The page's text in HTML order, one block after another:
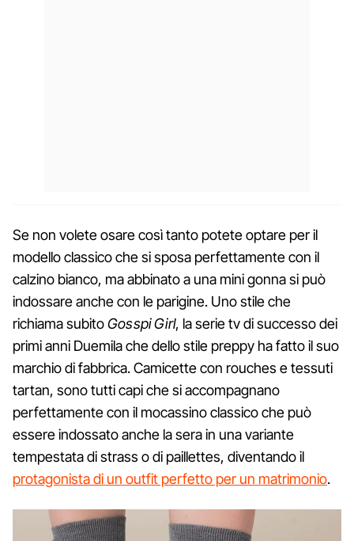
Se non volete osare così tanto potete optare per il
modello classico che si sposa perfettamente con il
calzino bianco, ma abbinato a una mini gonna si può
indossare anche con le parigine. Uno stile che
richiama subitoGosspi Girl, la serie tv di successo dei
primi anni Duemila che dello stile preppy ha fatto il suo
marchio di fabbrica. Camicette con rouches e tessuti
tartan, sono tutti capi che si accompagnano
perfettamente con il mocassino classico che può
essere indossato anche la sera in una variante
tempestata di strass o di paillettes, diventando il
protagonista di un outfit perfetto per un matrimonio.